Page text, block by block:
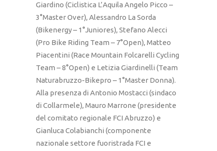
Giardino (Ciclistica L’Aquila Angelo Picco –
3°Master Over), Alessandro La Sorda
(Bikenergy – 1°Juniores), Stefano Alecci
(Pro Bike Riding Team – 7°Open), Matteo
Piacentini (Race Mountain Folcarelli Cycling
Team – 8°Open) e Letizia Giardinelli (Team
Naturabruzzo-Bikepro – 1°Master Donna).
Alla presenza di Antonio Mostacci (sindaco
di Collarmele), Mauro Marrone (presidente
del comitato regionale FCI Abruzzo) e
Gianluca Colabianchi (componente
nazionale settore fuoristrada FCI e